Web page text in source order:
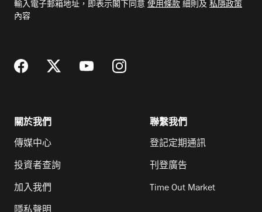
郵
輸入電子郵箱地址，即表示閣下同意 使用條款 細則及 私隱政策
內容
關於我們
傳媒中心
投資者查詢
加入我們
聯繫我們
登記定期通訊
刊登廣告
Time Out Market